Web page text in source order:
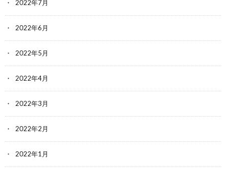
2022年7月
2022年6月
2022年5月
2022年4月
2022年3月
2022年2月
2022年1月